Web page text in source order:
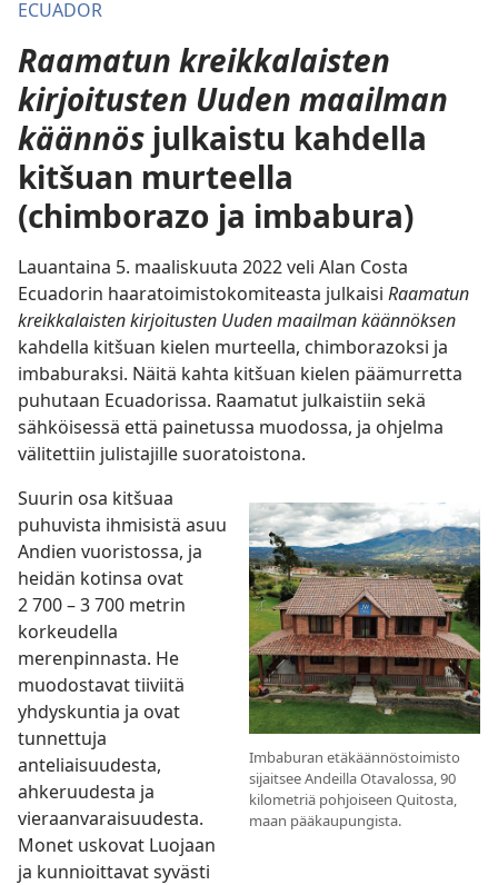
ECUADOR
Raamatun kreikkalaisten
kirjoitusten Uuden maailman
käännös julkaistu kahdella
kitšuan murteella
(chimborazo ja imbabura)
Lauantaina 5. maaliskuuta 2022 veli Alan Costa
Ecuadorin haaratoimistokomiteasta julkaisi Raamatun
kreikkalaisten kirjoitusten Uuden maailman käännöksen
kahdella kitšuan kielen murteella, chimborazoksi ja
imbaburaksi. Näitä kahta kitšuan kielen päämurretta
puhutaan Ecuadorissa. Raamatut julkaistiin sekä
sähköisessä että painetussa muodossa, ja ohjelma
välitettiin julistajille suoratoistona.
Imbaburan etäkäännöstoimisto
sijaitsee Andeilla Otavalossa, 90
kilometriä pohjoiseen Quitosta,
maan pääkaupungista.
Suurin osa kitšuaa
puhuvista ihmisistä asuu
Andien vuoristossa, ja
heidän kotinsa ovat
2 700 – 3 700 metrin
korkeudella
merenpinnasta. He
muodostavat tiiviitä
yhdyskuntia ja ovat
tunnettuja
anteliaisuudesta,
ahkeruudesta ja
vieraanvaraisuudesta.
Monet uskovat Luojaan
ja kunnioittavat syvästi